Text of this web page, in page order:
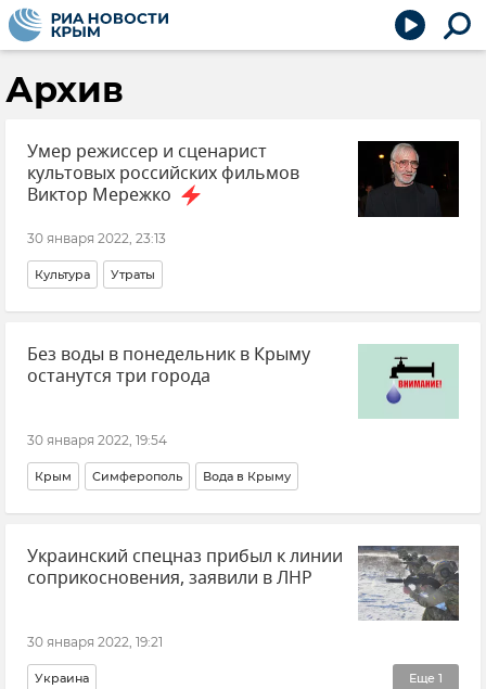
Архив
Умер режиссер и сценарист
культовых российских фильмов
Виктор Мережко
30 января 2022, 23:13
Культура Утраты
Без воды в понедельник в Крыму
останутся три города
30 января 2022, 19:54
Крым Симферополь Вода в Крыму
Украинский спецназ прибыл к линии
соприкосновения, заявили в ЛНР
30 января 2022, 19:21
Еще 1
Украина